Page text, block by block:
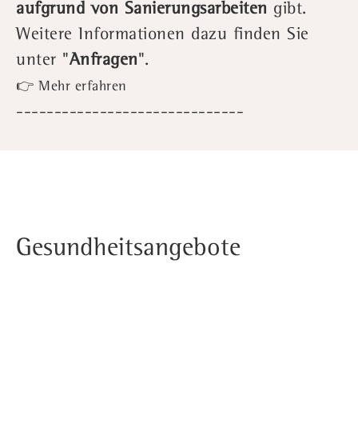
aufgrund von Sanierungsarbeiten gibt.
Weitere Informationen dazu finden Sie
unter "Anfragen".
👉 Mehr erfahren
------------------------------
Gesundheitsangebote